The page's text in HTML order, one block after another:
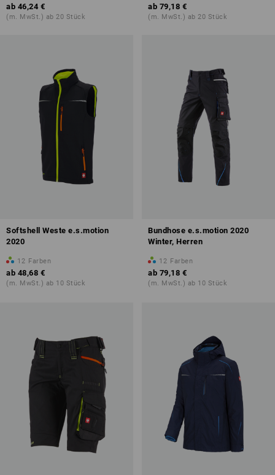
ab 46,24 €
(m. MwSt.) ab 20 Stück
ab 79,18 €
(m. MwSt.) ab 20 Stück
Softshell Weste e.s.motion
2020
12 Farben
ab 48,68 €
(m. MwSt.) ab 10 Stück
Bundhose e.s.motion 2020
Winter, Herren
12 Farben
ab 79,18 €
(m. MwSt.) ab 10 Stück